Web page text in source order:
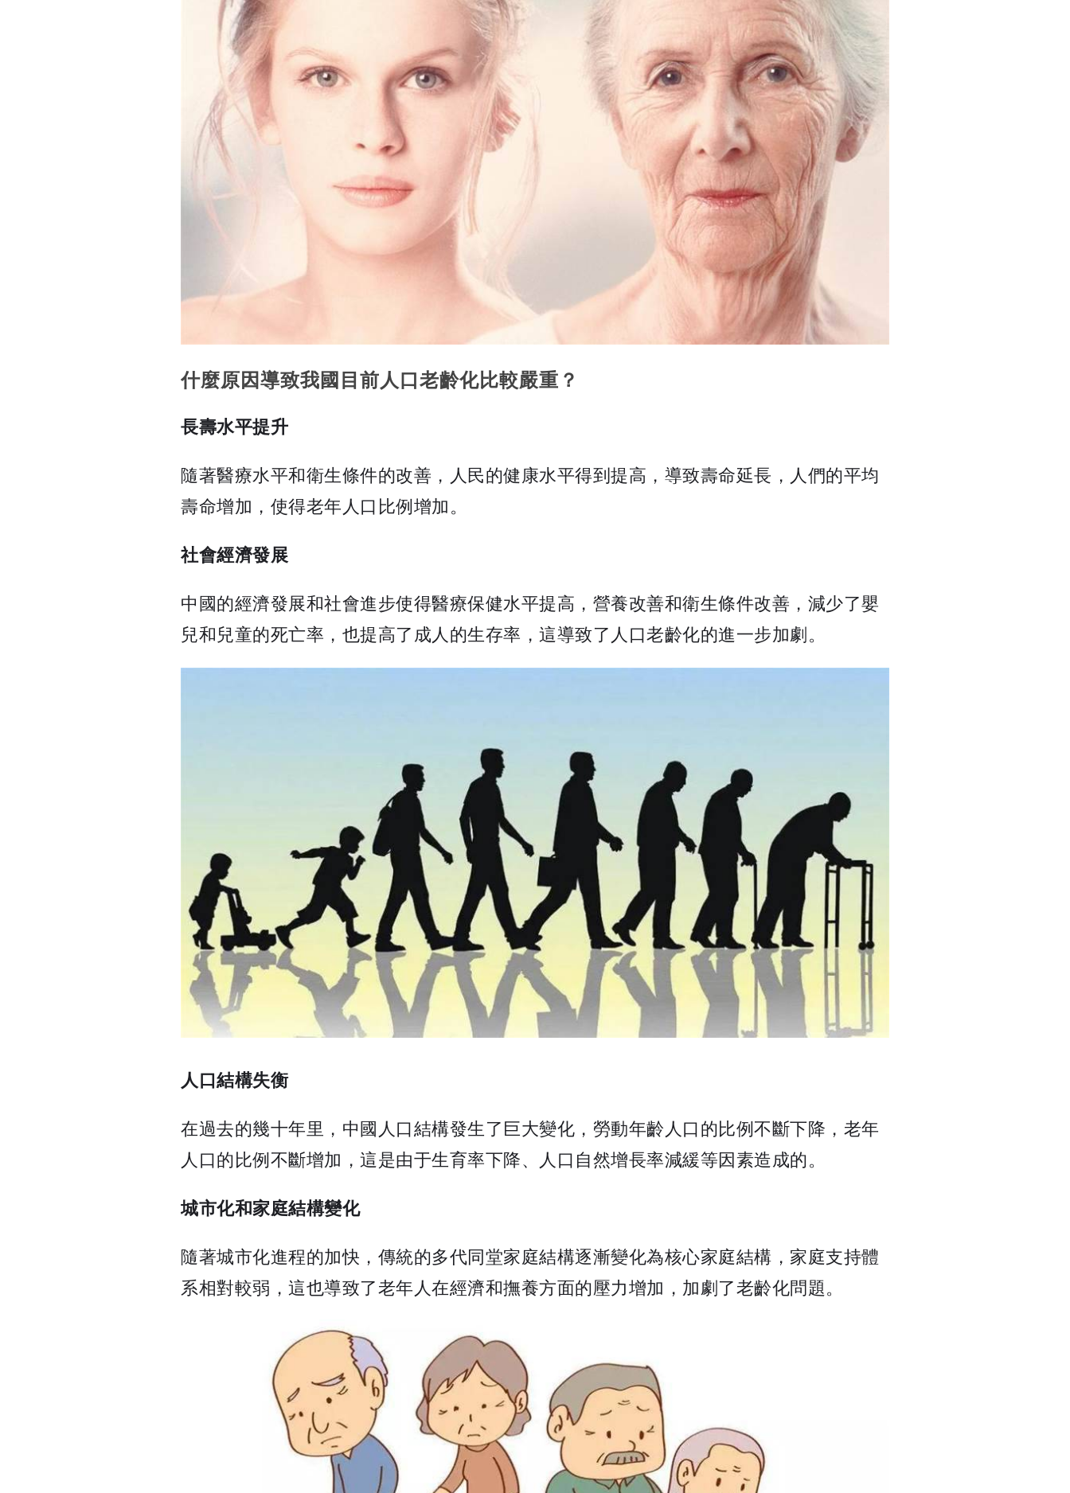
什麼原因導致我國目前人口老齡化比較嚴重？
長壽水平提升
隨著醫療水平和衛生條件的改善，人民的健康水平得到提高，導致壽命延長，人們的平均
壽命增加，使得老年人口比例增加。
社會經濟發展
中國的經濟發展和社會進步使得醫療保健水平提高，營養改善和衛生條件改善，減少了嬰
兒和兒童的死亡率，也提高了成人的生存率，這導致了人口老齡化的進一步加劇。
人口結構失衡
在過去的幾十年里，中國人口結構發生了巨大變化，勞動年齡人口的比例不斷下降，老年
人口的比例不斷增加，這是由于生育率下降、人口自然增長率減緩等因素造成的。
城市化和家庭結構變化
隨著城市化進程的加快，傳統的多代同堂家庭結構逐漸變化為核心家庭結構，家庭支持體
系相對較弱，這也導致了老年人在經濟和撫養方面的壓力增加，加劇了老齡化問題。